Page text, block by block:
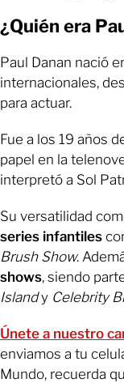
¿Quién era
Paul Danan nació
internacionales,
para actuar.
Fue a los 19 años
papel en la
interpretó a Sol
Su versatilidad
series infantiles
Brush Show.
shows, siendo
Islandy Celebrity
Únete a nuestro
enviamos a tu
Mundo, recuerda